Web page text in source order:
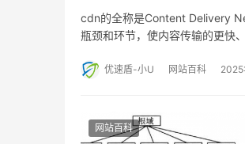
cdn的全称是Content Delivery
瓶颈和环节，使内容传输的更快
优速盾-小U 网站百科 2025
网站百科